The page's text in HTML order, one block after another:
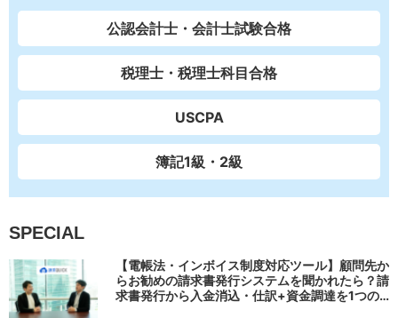
公認会計士・会計士試験合格
税理士・税理士科目合格
USCPA
簿記1級・2級
SPECIAL
【電帳法・インボイス制度対応ツール】顧問先か
らお勧めの請求書発行システムを聞かれたら？請
求書発行から入金消込・仕訳+資金調達を1つの